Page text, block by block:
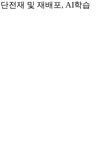
전재 및 재배포, AI학습